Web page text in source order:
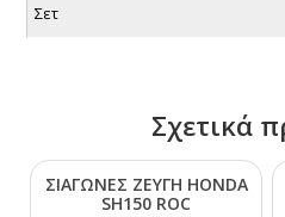
Σετ
Σχετικά
ΣΙΑΓΩΝΕΣ ΖΕΥΓΗ ΗΟΝDΑ
SΗ150 RΟC